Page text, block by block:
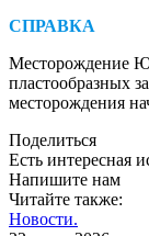
СПРАВКА
Месторождение
пластообразных
месторождения
Поделиться
Есть интересная
Напишите нам
Читайте также:
Новости.